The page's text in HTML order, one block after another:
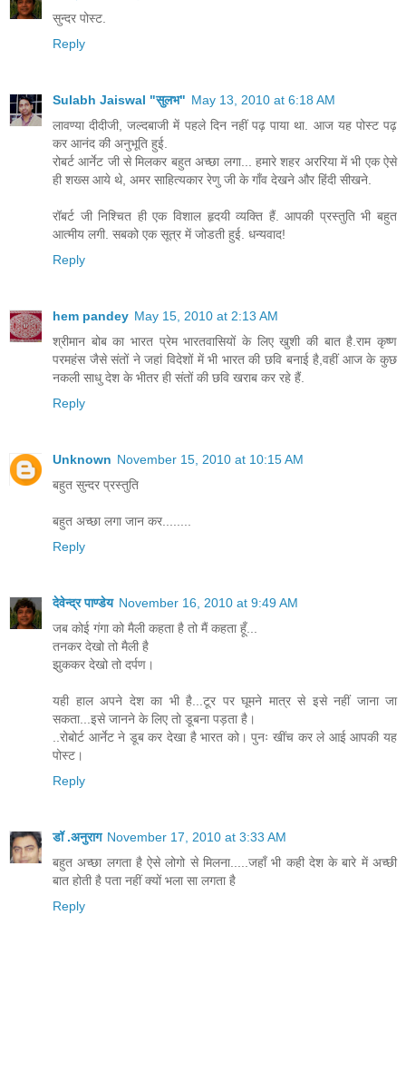
सुन्दर पोस्ट.
Reply
Sulabh Jaiswal "सुलभ" May 13, 2010 at 6:18 AM
लावण्या दीदीजी, जल्दबाजी में पहले दिन नहीं पढ़ पाया था. आज यह पोस्ट पढ़
कर आनंद की अनुभूति हुई.
रोबर्ट आर्नेट जी से मिलकर बहुत अच्छा लगा... हमारे शहर अररिया में भी एक ऐसे
ही शख्स आये थे, अमर साहित्यकार रेणु जी के गाँव देखने और हिंदी सीखने.
रॉबर्ट जी निश्चित ही एक विशाल हृदयी व्यक्ति हैं. आपकी प्रस्तुति भी बहुत
आत्मीय लगी. सबको एक सूत्र में जोडती हुई. धन्यवाद!
Reply
hem pandey May 15, 2010 at 2:13 AM
श्रीमान बोब का भारत प्रेम भारतवासियों के लिए खुशी की बात है.राम कृष्ण
परमहंस जैसे संतों ने जहां विदेशों में भी भारत की छवि बनाई है,वहीं आज के कुछ
नकली साधु देश के भीतर ही संतों की छवि खराब कर रहे हैं.
Reply
Unknown November 15, 2010 at 10:15 AM
बहुत सुन्दर प्रस्तुति
बहुत अच्छा लगा जान कर........
Reply
देवेन्द्र पाण्डेय November 16, 2010 at 9:49 AM
जब कोई गंगा को मैली कहता है तो मैं कहता हूँ...
तनकर देखो तो मैली है
झुककर देखो तो दर्पण।
यही हाल अपने देश का भी है...टूर पर घूमने मात्र से इसे नहीं जाना जा
सकता...इसे जानने के लिए तो डूबना पड़ता है।
..रोबोर्ट आर्नेट ने डूब कर देखा है भारत को। पुनः खींच कर ले आई आपकी यह
पोस्ट।
Reply
डॉ .अनुराग November 17, 2010 at 3:33 AM
बहुत अच्छा लगता है ऐसे लोगो से मिलना.....जहाँ भी कही देश के बारे में अच्छी
बात होती है पता नहीं क्यों भला सा लगता है
Reply